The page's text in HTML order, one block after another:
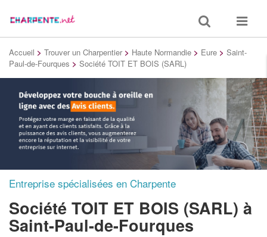
Toggle
search
Toggle
Accueil > Trouver un Charpentier > Haute Normandie > Eure > Saint-
Paul-de-Fourques > Société TOIT ET BOIS (SARL)
Entreprise spécialisées en Charpente
Société TOIT ET BOIS (SARL) à
Saint-Paul-de-Fourques